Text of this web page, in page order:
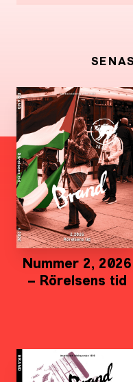
Nummer 2, 2026
– Rörelsens tid